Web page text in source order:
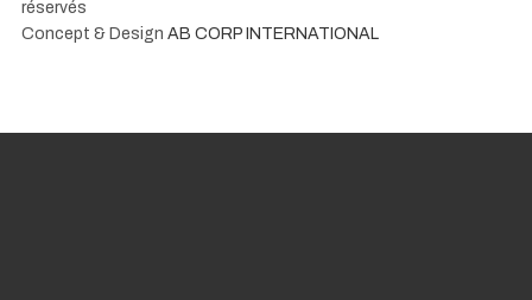
réservés
Concept & Design AB CORP INTERNATIONAL